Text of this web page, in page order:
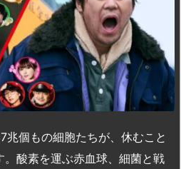
d p.
io
兆個もの細胞たちが、休むこと
酸素を運ぶ赤血球、細菌と戦